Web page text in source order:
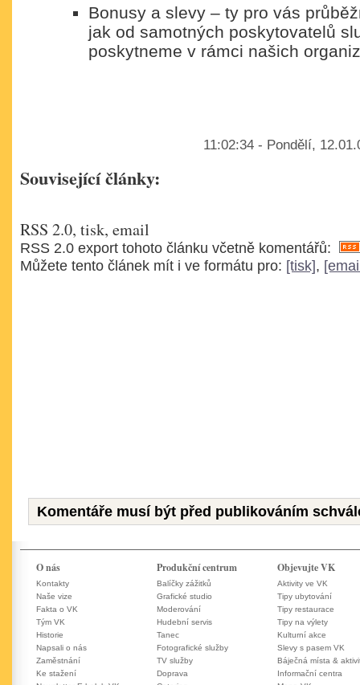
Bonusy a slevy – ty pro vás
jak od samotných poskytovatelů
poskytneme v rámci našich
11:02:34 - Pondělí,
Související články:
RSS 2.0, tisk, email
RSS 2.0 export tohoto článku včetně komentářů:
Můžete tento článek mít i ve formátu pro: [tisk],
Komentáře musí být před publikováním
O nás
Kontakty
Naše vize
Fakta o VK
Tým VK
Historie
Napsali o nás
Zaměstnání
Ke stažení
Produkční centrum
Balíčky zážitků
Grafické studio
Moderování
Hudební servis
Tanec
Fotografické služby
TV služby
Doprava
Objevujte VK
Aktivity ve VK
Tipy ubytování
Tipy restaurace
Tipy na výlety
Kulturní akce
Slevy s pasem VK
Báječná místa &
Informační centra